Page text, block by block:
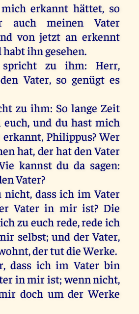
mich erkannt hättet, so
auch meinen
Vater
von jetzt an erkennt
habtihngesehen.
spricht zu ihm: Herr,
den Vater, so genügt es
zu ihm: So lange Zeit
euch,und du hast mich
erkannt, Philippus?Wer
hat, derhatdenVater
kannst du da sagen:
Vater?
nicht, dassich im Vater
Vater in mir ist? Die
ichzueuchrede,rede ich
selbst;und der Vater,
,dertutdieWerke.
, dass ich im Vater bin
inmirist;wennnicht,
doch um der Werke